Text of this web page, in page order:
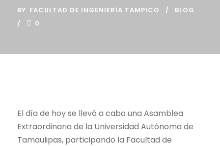
BY FACULTAD DE INGENIERÍA TAMPICO
BLOG
0
El día de hoy se llevó a cabo una Asamblea
Extraordinaria de la Universidad Autónoma de
Tamaulipas, participando la Facultad de